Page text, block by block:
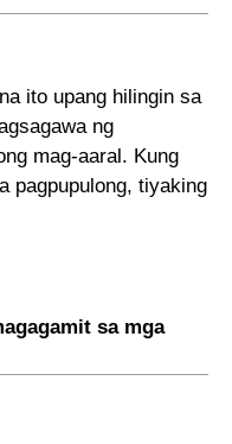
ito upang hilingin sa
ng
mag-aaral. Kung
pagpupulong, tiyaking
sa mga